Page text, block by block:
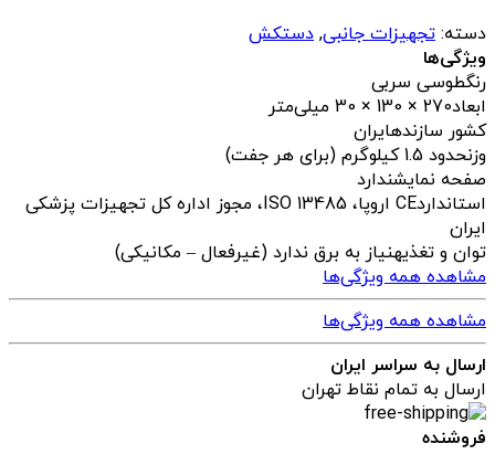
دسته: تجهیزات جانبی, دستکش
ویژگی‌ها
رنگطوسی سربی
ابعاد270 × 130 × 30 میلی‌متر
کشور سازندهایران
وزنحدود 1.5 کیلوگرم (برای هر جفت)
صفحه نمایشندارد
استاندارد
CE اروپا، ISO 13485، مجوز اداره کل تجهیزات پزشکی
ایران
توان و تغذیهنیاز به برق ندارد (غیرفعال – مکانیکی)
مشاهده همه ویژگی‌ها
مشاهده همه ویژگی‌ها
ارسال به سراسر ایران
ارسال به تمام نقاط تهران
فروشنده